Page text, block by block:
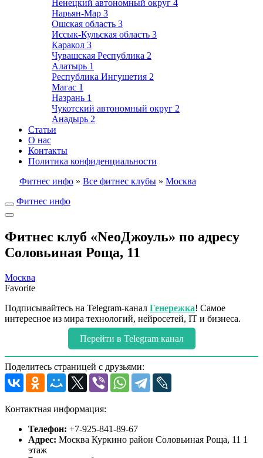
Ненецкий автономный округ 4
Нарьян-Мар 3
Ошская область 3
Иссык-Кульская область 3
Каракол 3
Чувашская Республика 2
Алатырь 1
Республика Ингушетия 2
Магас 1
Назрань 1
Чукотский автономный округ 2
Анадырь 2
Статьи
О нас
Контакты
Политика конфиденциальности
Фитнес инфо » Все фитнес клубы » Москва
Фитнес инфо
Фитнес клуб «NeoДжоуль» по адресу
Соловьиная Роща, 11
Москва
Favorite
Подписывайтесь на Telegram-канал Генережка! Самое
интересное из мира технологий, нейросетей, IT и бизнеса.
Перейти в Telegram канал
Поделитесь страницей с друзьями:
Контактная информация:
Телефон: +7-925-841-89-67
Адрес: Москва Куркино район Соловьиная Роща, 11 1
этаж